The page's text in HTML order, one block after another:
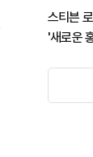
스티븐
'새로운